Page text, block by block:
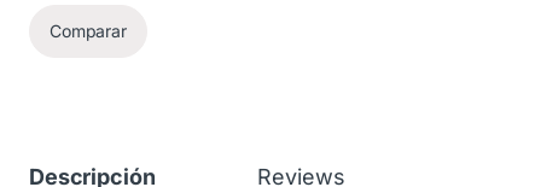
Comparar
Descripción Reviews